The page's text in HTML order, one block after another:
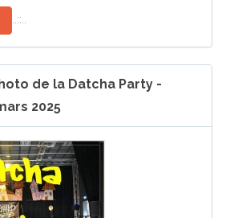
..::..
de la Datcha Party -
2025